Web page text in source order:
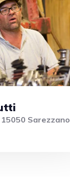
Sarezzano